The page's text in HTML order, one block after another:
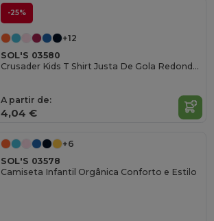
-25%
+12
SOL'S 03580
Crusader Kids T Shirt Justa De Gola Redonda Para Homem
A partir de:
4,04 €
+6
SOL'S 03578
Camiseta Infantil Orgânica Conforto e Estilo